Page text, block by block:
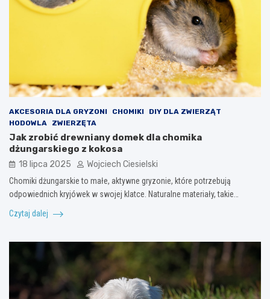
AKCESORIA DLA GRYZONI CHOMIKI
DIY DLA ZWIERZĄT
HODOWLA
ZWIERZĘTA
Jak zrobić drewniany domek dla chomika
dżungarskiego z kokosa
18 lipca 2025 Wojciech Ciesielski
Chomiki dżungarskie to małe, aktywne gryzonie, które potrzebują
odpowiednich kryjówek w swojej klatce. Naturalne materiały, takie…
Czytaj dalej